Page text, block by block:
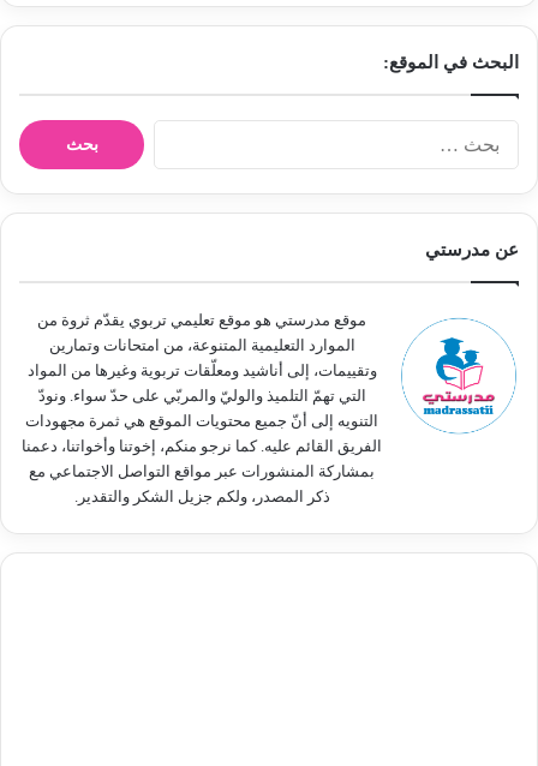
البحث في الموقع:
ن
عن مدرستي
موقع مدرستي هو موقع تعليمي تربوي يقدّم ثروة من
الموارد التعليمية المتنوعة، من امتحانات وتمارين
وتقييمات، إلى أناشيد ومعلّقات تربوية وغيرها من المواد
التي تهمّ التلميذ والوليّ والمربّي على حدّ سواء. ونودّ
التنويه إلى أنّ جميع محتويات الموقع هي ثمرة مجهودات
الفريق القائم عليه. كما نرجو منكم، إخوتنا وأخواتنا، دعمنا
بمشاركة المنشورات عبر مواقع التواصل الاجتماعي مع
ذكر المصدر، ولكم جزيل الشكر والتقدير.